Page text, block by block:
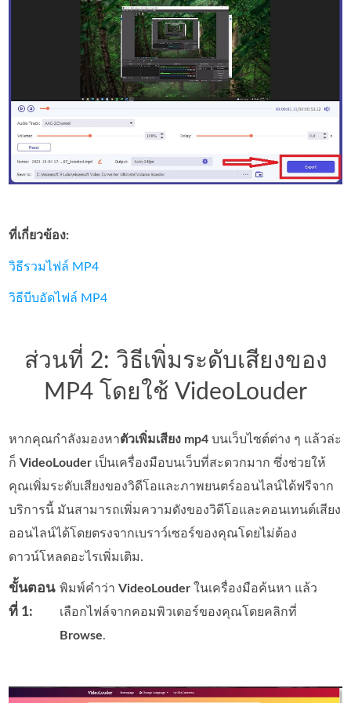
ที่เกี่ยวข้อง:
วิธีรวมไฟล์ MP4
วิธีบีบอัดไฟล์ MP4
ส่วนที่ 2: วิธีเพิ่มระดับเสียงของ
MP4 โดยใช้ VideoLouder
หากคุณกำลังมองหาตัวเพิ่มเสียง mp4 บนเว็บไซต์ต่าง ๆ แล้วล่ะ
ก็VideoLouder เป็นเครื่องมือบนเว็บที่สะดวกมาก ซึ่งช่วยให้
คุณเพิ่มระดับเสียงของวิดีโอและภาพยนตร์ออนไลน์ได้ฟรีจาก
บริการนี้ มันสามารถเพิ่มความดังของวิดีโอและคอนเทนต์เสียง
ออนไลน์ได้โดยตรงจากเบราว์เซอร์ของคุณโดยไม่ต้อง
ดาวน์โหลดอะไรเพิ่มเติม.
ขั้นตอน
ที่ 1:
พิมพ์คำว่าVideoLouder ในเครื่องมือค้นหา แล้ว
เลือกไฟล์จากคอมพิวเตอร์ของคุณโดยคลิกที่
Browse.